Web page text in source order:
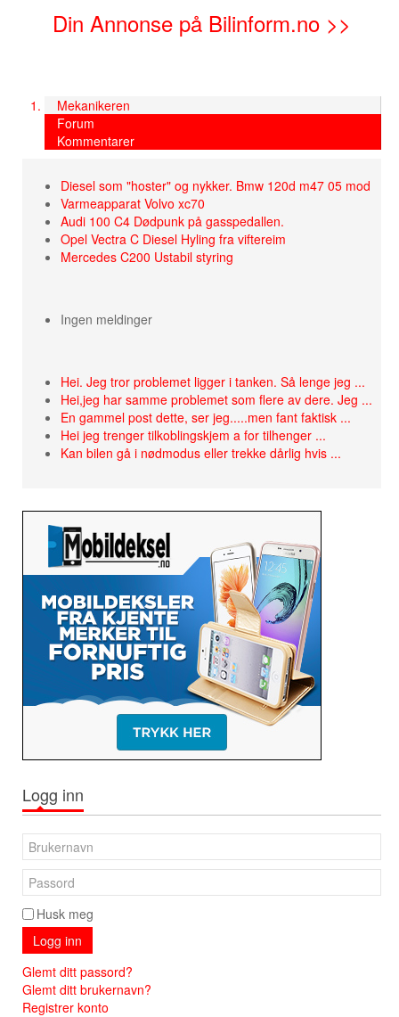
Din Annonse på Bilinform.no >>
Mekanikeren
Forum
Kommentarer
Diesel som "hoster" og nykker. Bmw 120d m47 05 mod
Varmeapparat Volvo xc70
Audi 100 C4 Dødpunk på gasspedallen.
Opel Vectra C Diesel Hyling fra viftereim
Mercedes C200 Ustabil styring
Ingen meldinger
Hei. Jeg tror problemet ligger i tanken. Så lenge jeg ...
Hei,jeg har samme problemet som flere av dere. Jeg ...
En gammel post dette, ser jeg.....men fant faktisk ...
Hei jeg trenger tilkoblingskjem a for tilhenger ...
Kan bilen gå i nødmodus eller trekke dårlig hvis ...
Logg inn
Husk meg
Logg inn
Glemt ditt passord?
Glemt ditt brukernavn?
Registrer konto